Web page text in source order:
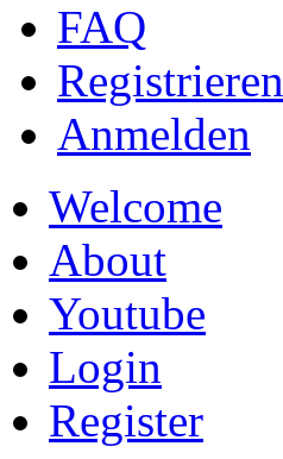
FAQ
Registrieren
Anmelden
Welcome
About
Youtube
Login
Register